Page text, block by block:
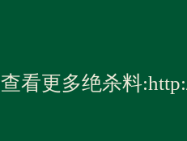
查看更多绝杀料